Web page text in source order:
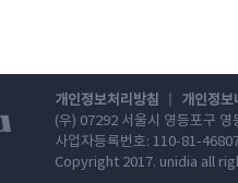
개인정보처리방침
개인정보
(우) 07292 서울시 영등포구
사업자등록번호: 110-81-
Copyright 2017. unidia all